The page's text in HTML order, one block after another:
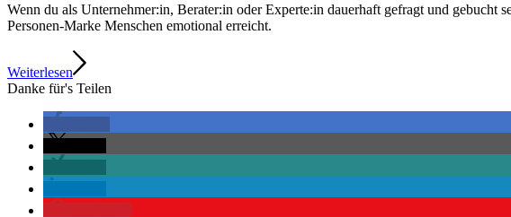
Wenn du als Unternehmer:in, Berater:in oder Experte:in dauerhaft gefragt und gebucht
Personen-Marke Menschen emotional erreicht.
Weiterlesen
Danke für's Teilen